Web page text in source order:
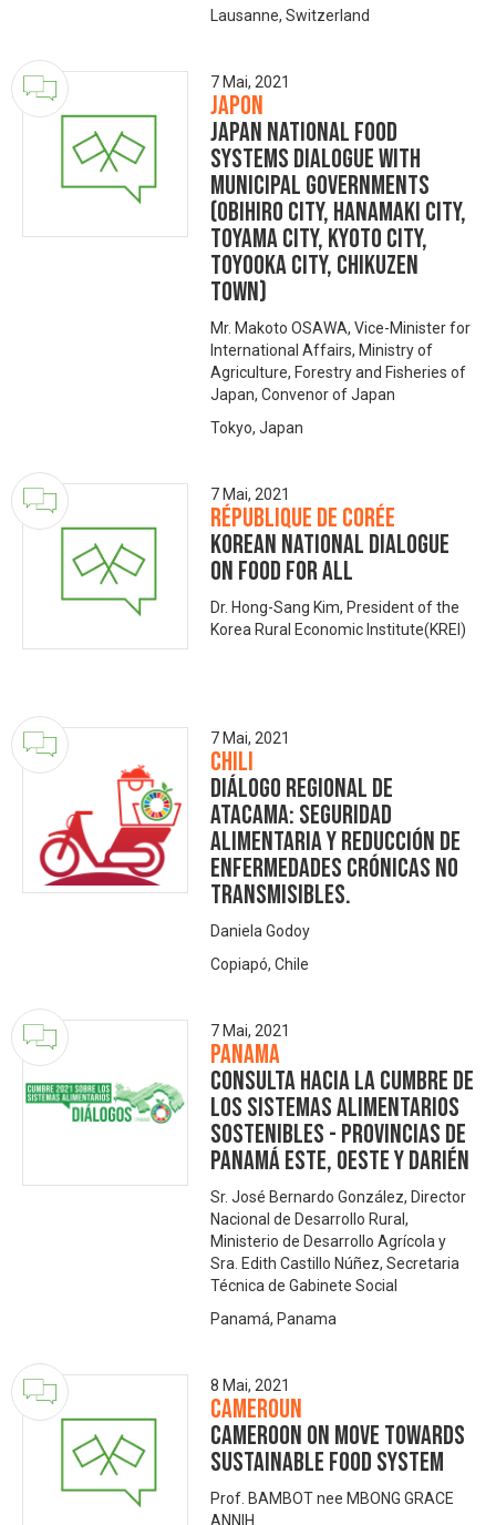
Lausanne, Switzerland
7 Mai, 2021
Japon
Japan National Food
Systems Dialogue with
Municipal Governments
(Obihiro City, Hanamaki City,
Toyama City, Kyoto City,
Toyooka City, Chikuzen
Town)
Mr. Makoto OSAWA, Vice-Minister for
International Affairs, Ministry of
Agriculture, Forestry and Fisheries of
Japan, Convenor of Japan
Tokyo, Japan
7 Mai, 2021
République de Corée
Korean National Dialogue
on Food for All
Dr. Hong-Sang Kim, President of the
Korea Rural Economic Institute(KREI)
7 Mai, 2021
Chili
Diálogo Regional de
Atacama: Seguridad
alimentaria y reducción de
enfermedades crónicas no
transmisibles.
Daniela Godoy
Copiapó, Chile
7 Mai, 2021
Panama
Consulta Hacia la Cumbre de
los Sistemas Alimentarios
Sostenibles - Provincias de
Panamá Este, Oeste y Darién
Sr. José Bernardo González, Director
Nacional de Desarrollo Rural,
Ministerio de Desarrollo Agrícola y
Sra. Edith Castillo Núñez, Secretaria
Técnica de Gabinete Social
Panamá, Panama
8 Mai, 2021
Cameroun
Cameroon on Move Towards
Sustainable Food System
Prof. BAMBOT nee MBONG GRACE
ANNIH